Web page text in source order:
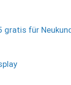
gratis für